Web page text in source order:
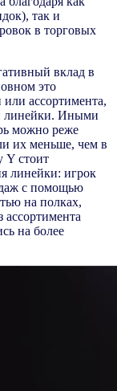
так и
в торговых
вклад в
это
ассортимента,
линейки. Иными
можно реже
их меньше, чем в
Y стоит
линейки: игрок
с помощью
на полках,
ассортимента
на более